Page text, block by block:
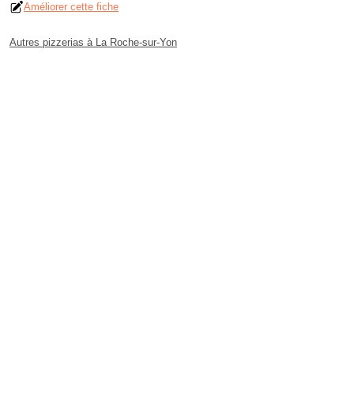
Améliorer cette fiche
Autres pizzerias à La Roche-sur-Yon